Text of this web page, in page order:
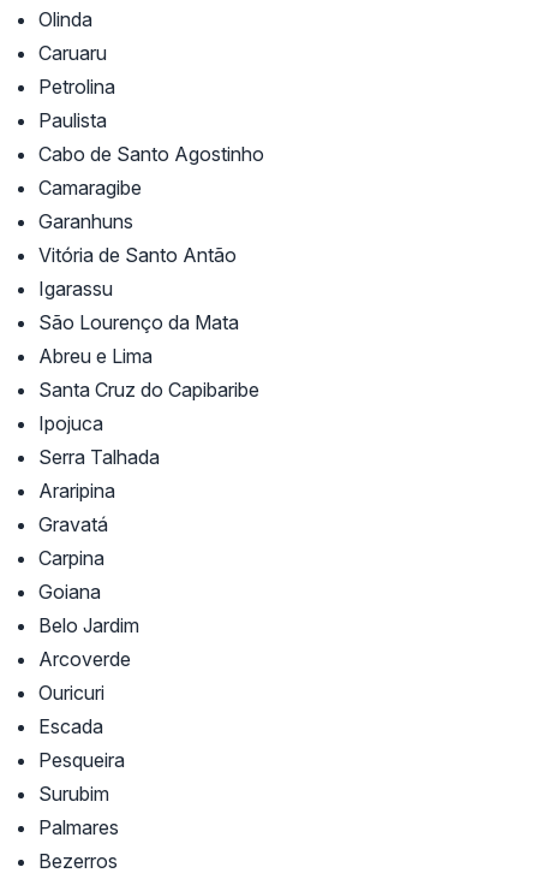
Olinda
Caruaru
Petrolina
Paulista
Cabo de Santo Agostinho
Camaragibe
Garanhuns
Vitória de Santo Antão
Igarassu
São Lourenço da Mata
Abreu e Lima
Santa Cruz do Capibaribe
Ipojuca
Serra Talhada
Araripina
Gravatá
Carpina
Goiana
Belo Jardim
Arcoverde
Ouricuri
Escada
Pesqueira
Surubim
Palmares
Bezerros